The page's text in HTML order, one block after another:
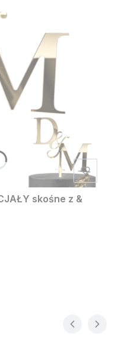
skośne z &